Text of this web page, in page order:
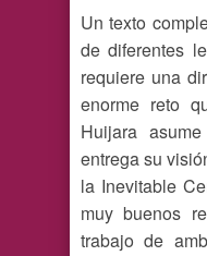
Un texto
de diferentes
requiere una
enorme reto
Huijara
entrega su
la Inevitable
muy buenos
trabajo de